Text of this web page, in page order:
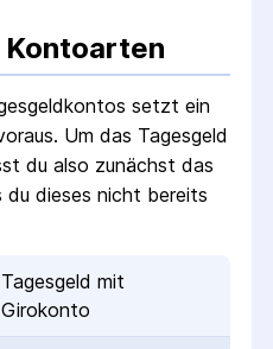
setzt ein
Um das Tagesgeld
du also zunächst das
dieses nicht bereits
Tagesgeld mit
Girokonto